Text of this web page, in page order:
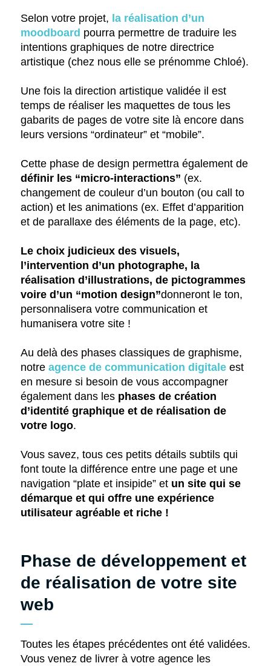
Selon votre projet, la réalisation d’un
moodboard pourra permettre de traduire les
intentions graphiques de notre directrice
artistique (chez nous elle se prénomme Chloé).
Une fois la direction artistique validée il est
temps de réaliser les maquettes de tous les
gabarits de pages de votre site là encore dans
leurs versions “ordinateur” et “mobile”.
Cette phase de design permettra également de
définir les “micro-interactions” (ex.
changement de couleur d’un bouton (ou call to
action) et les animations (ex. Effet d’apparition
et de parallaxe des éléments de la page, etc).
Le choix judicieux des visuels,
l’intervention d’un photographe, la
réalisation d’illustrations, de pictogrammes
voire d’un “motion design”donneront le ton,
personnalisera votre communication et
humanisera votre site !
Au delà des phases classiques de graphisme,
notre agence de communication digitaleest
en mesure si besoin de vous accompagner
également dans les phases de création
d’identité graphique et de réalisation de
votre logo.
Vous savez, tous ces petits détails subtils qui
font toute la différence entre une page et une
navigation “plate et insipide” et un site qui se
démarque et qui offre une expérience
utilisateur agréable et riche !
Phase de développement et
de réalisation de votre site
web
Toutes les étapes précédentes ont été validées.
Vous venez de livrer à votre agence les